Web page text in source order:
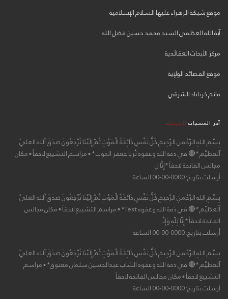
موقع شبكة الزهراء عليها السلام الإسلامية
آية الله العظمى السيد محمد حسين فضل الله
مركز الأبحاث العقائدية
موقع القصائد الولإية
ماتم كرباباد الشرقي
آخر المسجات المرسلة
بِسْمِ اللهِ الرَّحْمنِ الرَّحِيمِ كُلُّ نَفْسٍ ذَائِقَةُ الْمَوْتِ ثُمَّ إِلَيْنَا تُرْجَعُونَ صدَقَ آلله العليٌ
آلعظيْم *🔴 في ذمة الله وعفوه ثُريا جعفر الموت * ▪ مراسم التشييع لاحقاً ▪ مكان
مجالس الفاتحة لاحقاً *إِنَّا لِ
أرسلت بتاريخ: 0000-00-00 الساعة :
بِسْمِ اللهِ الرَّحْمنِ الرَّحِيمِ كُلُّ نَفْسٍ ذَائِقَةُ الْمَوْتِ ثُمَّ إِلَيْنَا تُرْجَعُونَ صدَقَ آلله العليٌ
آلعظيْم *🔴 في ذمة الله وعفوه Test* ▪ مراسم التشييع لاحقاً ▪ مكان مجالس
الفاتحة لاحقاً *إِنَّا لِلّهِ وَإِنَّـ
أرسلت بتاريخ: 0000-00-00 الساعة :
بِسْمِ اللهِ الرَّحْمنِ الرَّحِيمِ كُلُّ نَفْسٍ ذَائِقَةُ الْمَوْتِ ثُمَّ إِلَيْنَا تُرْجَعُونَ صدَقَ آلله العليٌ
آلعظيْم *🔴 في ذمة الله وعفوه الشاب عبدالحسين سلمان معتوق* ▪ مراسم
التشييع لاحقاً ▪ مكان مجالس الفاتحة لاحقاً
أرسلت بتاريخ: 0000-00-00 الساعة :